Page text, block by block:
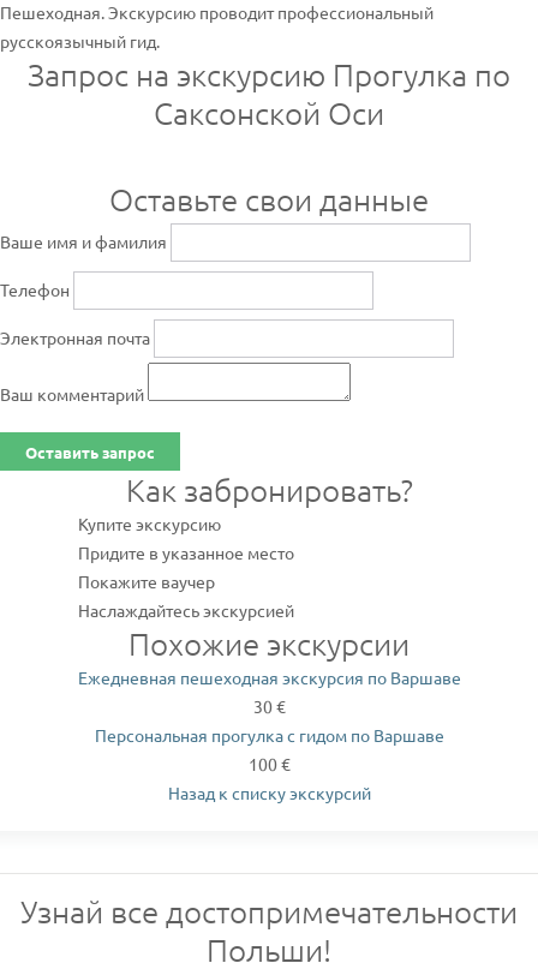
Пешеходная. Экскурсию проводит профессиональный
русскоязычный гид.
Запрос на экскурсию Прогулка по
Саксонской Оси
Оставьте свои данные
Ваше имя и фамилия
Телефон
Электронная почта
Ваш комментарий
Оставить запрос
Как забронировать?
Купите экскурсию
Придите в указанное место
Покажите ваучер
Наслаждайтесь экскурсией
Похожие экскурсии
Ежедневная пешеходная экскурсия по Варшаве
30 €
Персональная прогулка с гидом по Варшаве
100 €
Назад к списку экскурсий
Узнай все достопримечательности
Польши!